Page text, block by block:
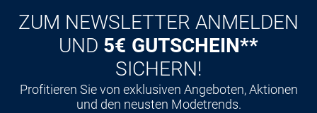
ZUM NEWSLETTER ANMELDEN
UND 5€ GUTSCHEIN**
SICHERN!
Profitieren Sie von exklusiven Angeboten, Aktionen
und den neusten Modetrends.